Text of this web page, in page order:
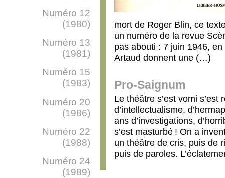
mort de Roger Blin, ce
un numéro de la revue
pas abouti : 7 juin 1946,
Artaud donnent une (…)
Pro-Saignum
Le théâtre s’est vomi
d’intellectualisme,
ans d’investigations,
s’est masturbé ! On a
un théâtre de cris, puis de
puis de paroles.
Numéro 12
(1980)
Numéro 13
(1981)
Numéro 15
(1983)
Numéro 20
(1986)
Numéro 22
(1988)
Numéro 24
(1989)